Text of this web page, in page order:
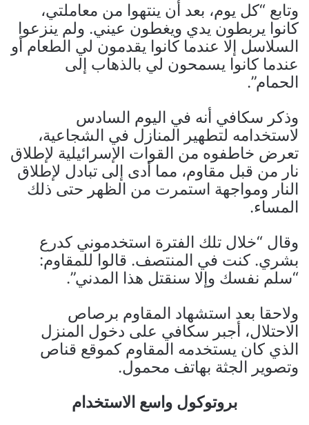
وتابع “كل يوم، بعد أن ينتهوا من معاملتي،
كانوا يربطون يدي ويغطون عيني. ولم ينزعوا
السلاسل إلا عندما كانوا يقدمون لي الطعام أو
عندما كانوا يسمحون لي بالذهاب إلى
الحمام”.
وذكر سكافي أنه في اليوم السادس
لاستخدامه لتطهير المنازل في الشجاعية،
تعرض خاطفوه من القوات الإسرائيلية لإطلاق
نار من قبل مقاوم، مما أدى إلى تبادل لإطلاق
النار ومواجهة استمرت من الظهر حتى ذلك
المساء.
وقال “خلال تلك الفترة استخدموني كدرع
بشري. كنت في المنتصف. قالوا للمقاوم:
“سلم نفسك وإلا سنقتل هذا المدني”.
ولاحقا بعد استشهاد المقاوم برصاص
الاحتلال، أجبر سكافي على دخول المنزل
الذي كان يستخدمه المقاوم كموقع قناص
وتصوير الجثة بهاتف محمول.
بروتوكول واسع الاستخدام